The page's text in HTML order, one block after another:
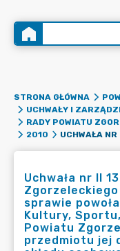
STRONA GŁÓWNA
UCHWAŁY I
RADY POWIATU
2010
Uchwała nr II
sprawie
Kultury,
Powiatu
przedmiotu jej